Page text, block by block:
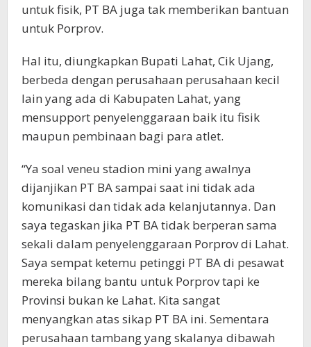
untuk fisik, PT BA juga tak memberikan bantuan
untuk Porprov.
Hal itu, diungkapkan Bupati Lahat, Cik Ujang,
berbeda dengan perusahaan perusahaan kecil
lain yang ada di Kabupaten Lahat, yang
mensupport penyelenggaraan baik itu fisik
maupun pembinaan bagi para atlet.
“Ya soal veneu stadion mini yang awalnya
dijanjikan PT BA sampai saat ini tidak ada
komunikasi dan tidak ada kelanjutannya. Dan
saya tegaskan jika PT BA tidak berperan sama
sekali dalam penyelenggaraan Porprov di Lahat.
Saya sempat ketemu petinggi PT BA di pesawat
mereka bilang bantu untuk Porprov tapi ke
Provinsi bukan ke Lahat. Kita sangat
menyangkan atas sikap PT BA ini. Sementara
perusahaan tambang yang skalanya dibawah